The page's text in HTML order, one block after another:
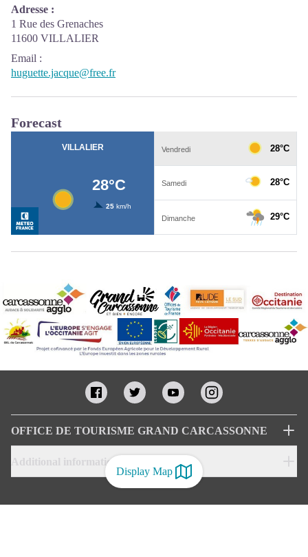
Display Map
Adresse :
1 Rue des Grenaches
11600 VILLALIER
Email :
huguette.jacque@free.fr
Forecast
OFFICE DE TOURISME GRAND CARCASSONNE
Additional informations